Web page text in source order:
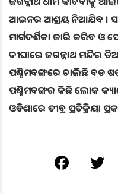
ଆଇନର ଆଶ୍ରୟ ନିଆଯିବ । ସବୁ
ମାର୍ଗଦର୍ଶିକା ଜାରି କରିବ ଓ
ଦୀଘାରେ ଜଗନ୍ନାଥ ମନ୍ଦିର
ପଶ୍ଚିମବଙ୍ଗରେ ଚାଲିଛି ବଡ
ପଶ୍ଚିମବଙ୍ଗର କିଛି ଲୋକ
ଓଡିଶାରେ ତୀବ୍ର ପ୍ରତିକ୍ରିୟା